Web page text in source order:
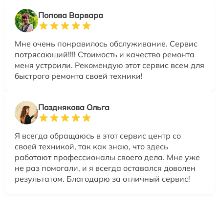
Попова Варвара
Мне очень понравилось обслуживание. Сервис
потрясающий!!!! Стоимость и качество ремонта
меня устроили. Рекомендую этот сервис всем для
быстрого ремонта своей техники!
Позднякова Ольга
Я всегда обращаюсь в этот сервис центр со
своей техникой, так как знаю, что здесь
работают профессионалы своего дела. Мне уже
не раз помогали, и я всегда оставался доволен
результатом. Благодарю за отличный сервис!